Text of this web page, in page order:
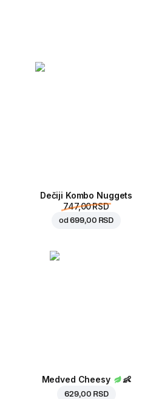
Dečiji Kombo Nuggets
747,00 RSD
od699,00 RSD
Medved Cheesy 👶
629,00 RSD